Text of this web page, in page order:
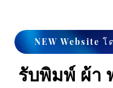
NEW Website
รับพิมพ์ ผ้า